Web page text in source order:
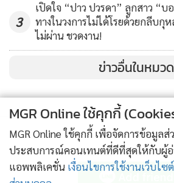
3
เปิดใจ “ปาว ปวรดา” ลูกสาว “บ
ทางในวงการไม่ได้โรยด้วยกลีบกุ
ไม่ผ่าน ชวดงาน!
ข่าวอื่นในหมวด
ติดตามข่าวสารผ่านทาง
MGR Online ใช้คุกกี้
MGR Online ใช้คุกกี้ เพื่อจัดการข้อมูล
ประสบการณ์คอนเทนต์ที่ดีที่สุดให้กับผู้
แอพพลิเคชั่น เงื่อนไขการใช้งานเว็บไซต์